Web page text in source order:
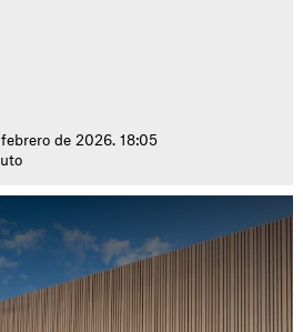
febrero de 2026. 18:05